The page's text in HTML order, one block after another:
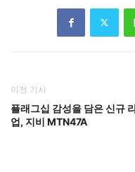
이전 기사
플래그십 감성을 담은 신규
업, 지비 MTN47A